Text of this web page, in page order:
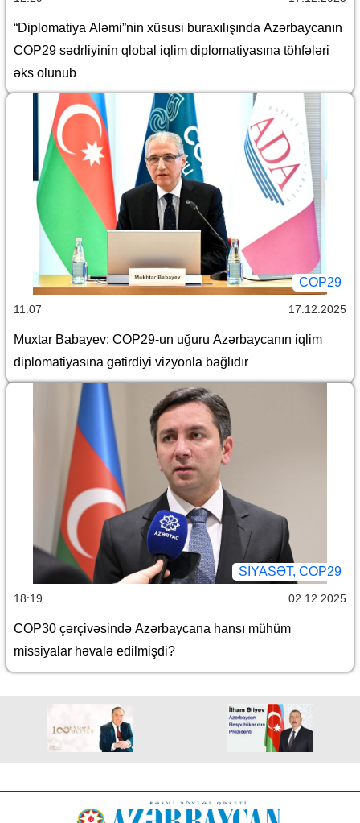
“Diplomatiya Aləmi”nin xüsusi buraxılışında Azərbaycanın
COP29 sədrliyinin qlobal iqlim diplomatiyasına töhfələri
əks olunub
COP29
11:07 17.12.2025
Muxtar Babayev: COP29-un uğuru Azərbaycanın iqlim
diplomatiyasına gətirdiyi vizyonla bağlıdır
SİYASƏT, COP29
18:19 02.12.2025
COP30 çərçivəsində Azərbaycana hansı mühüm
missiyalar həvalə edilmişdi?